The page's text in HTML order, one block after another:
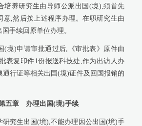
培养研究生由导师公派出国(境),须首先
意,然后按上述程序办理。在职研究生由
手续回原单位办理。
(境)申请审批通过后,《审批表》原件由
表复印件1 份报送科技处,作为出访人办
通行证等相关出国(境)证件及回国报销的
五章 办理出国(境)手续
研究生出国(境),不能办理因公出国(境)手